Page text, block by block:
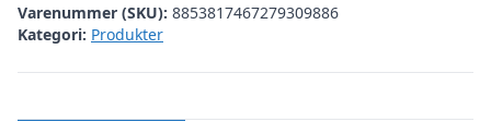
Varenummer (SKU): 8853817467279309886
Kategori: Produkter